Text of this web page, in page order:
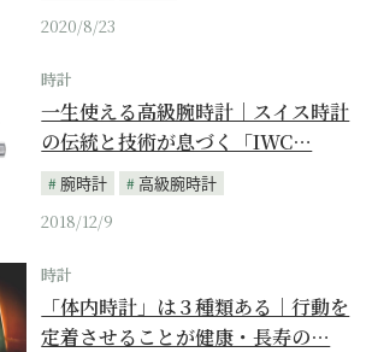
2020/8/23
時計
一生使える高級腕時計｜スイス時計
の伝統と技術が息づく「IWC…
腕時計
高級腕時計
2018/12/9
時計
「体内時計」は３種類ある｜行動を
定着させることが健康・長寿の…